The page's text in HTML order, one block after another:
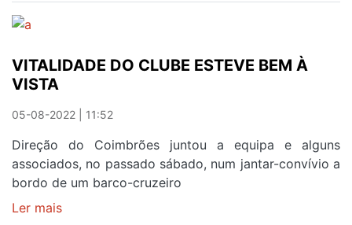
AVANÇA
UMA
EQUIPA
SÉNIOR
FEMININA
VITALIDADE DO CLUBE ESTEVE BEM À
VISTA
05-08-2022 | 11:52
Direção do Coimbrões juntou a equipa e alguns
associados, no passado sábado, num jantar-convívio a
bordo de um barco-cruzeiro
Ler mais